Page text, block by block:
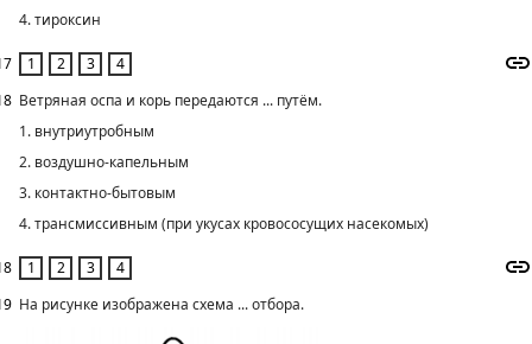
4. тироксин
Ветряная оспа и корь передаются ... путём.
1. внутриутробным
2. воздушно-капельным
3. контактно-бытовым
4. трансмиссивным (при укусах кровососущих насекомых)
На рисунке изображена схема ... отбора.